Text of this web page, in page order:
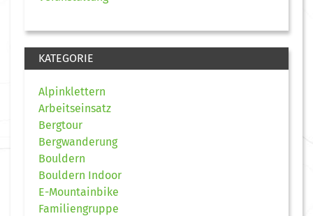
KATEGORIE
Alpinklettern
Arbeitseinsatz
Bergtour
Bergwanderung
Bouldern
Bouldern Indoor
E-Mountainbike
Familiengruppe